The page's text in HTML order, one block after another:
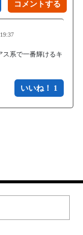
ス系で一番輝けるキ
いいね！ 1